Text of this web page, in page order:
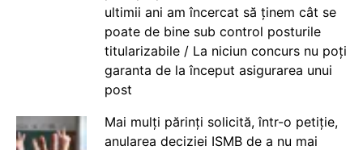
ultimii ani am încercat să ținem cât se
poate de bine sub control posturile
titularizabile / La niciun concurs nu poți
garanta de la început asigurarea unui
post
Mai mulți părinți solicită, într-o petiție,
anularea deciziei ISMB de a nu mai